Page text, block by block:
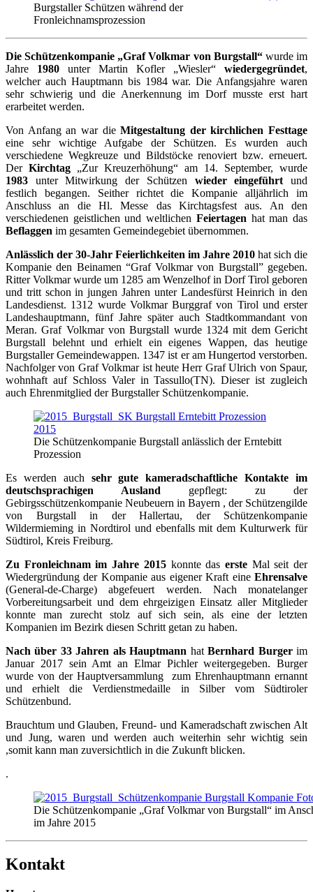
Burgstaller Schützen während der
Fronleichnamsprozession
Die Schützenkompanie „Graf Volkmar von Burgstall“wurde im
Jahre 1980 unter Martin Kofler „Wiesler“ wiedergegründet,
welcher auch Hauptmann bis 1984 war. Die Anfangsjahre waren
sehr schwierig und die Anerkennung im Dorf musste erst hart
erarbeitet werden.
Von Anfang an war dieMitgestaltung der kirchlichen Festtage
eine sehr wichtige Aufgabe der Schützen. Es wurden auch
verschiedene Wegkreuze und Bildstöcke renoviert bzw. erneuert.
Der Kirchtag „Zur Kreuzerhöhung“ am 14. September, wurde
1983 unter Mitwirkung der Schützen wieder eingeführt und
festlich begangen. Seither richtet die Kompanie alljährlich im
Anschluss an die Hl. Messe das Kirchtagsfest aus. An den
verschiedenen geistlichen und weltlichen Feiertagen hat man das
Beflaggen im gesamten Gemeindegebiet übernommen.
Anlässlich der 30-Jahr Feierlichkeiten im Jahre 2010 hat sich die
Kompanie den Beinamen “Graf Volkmar von Burgstall” gegeben.
Ritter Volkmar wurde um 1285 am Wenzelhof in Dorf Tirol geboren
und tritt schon in jungen Jahren unter Landesfürst Heinrich in den
Landesdienst. 1312 wurde Volkmar Burggraf von Tirol und erster
Landeshauptmann, fünf Jahre später auch Stadtkommandant von
Meran. Graf Volkmar von Burgstall wurde 1324 mit dem Gericht
Burgstall belehnt und erhielt ein eigenes Wappen, das heutige
Burgstaller Gemeindewappen. 1347 ist er am Hungertod verstorben.
Nachfolger von Graf Volkmar ist heute Herr Graf Ulrich von Spaur,
wohnhaft auf Schloss Valer in Tassullo(TN). Dieser ist zugleich
auch Ehrenmitglied der Burgstaller Schützenkompanie.
Die Schützenkompanie Burgstall anlässlich der Erntebitt
Prozession
Es werden auch sehr gute kameradschaftliche Kontakte im
deutschsprachigen Ausland gepflegt: zu der
Gebirgsschützenkompanie Neubeuern in Bayern , der Schützengilde
von Burgstall in der Hallertau, der Schützenkompanie
Wildermieming in Nordtirol und ebenfalls mit dem Kulturwerk für
Südtirol, Kreis Freiburg.
Zu Fronleichnam im Jahre 2015konnte das ersteMal seit der
Wiedergründung der Kompanie aus eigener Kraft eine Ehrensalve
(General-de-Charge) abgefeuert werden. Nach monatelanger
Vorbereitungsarbeit und dem ehrgeizigen Einsatz aller Mitglieder
konnte man zurecht stolz auf sich sein, als eine der letzten
Kompanien im Bezirk diesen Schritt getan zu haben.
Nach über 33 Jahren als Hauptmann hatBernhard Burgerim
Januar 2017 sein Amt an Elmar Pichler weitergegeben. Burger
wurde von der Hauptversammlung zum Ehrenhauptmann ernannt
und erhielt die Verdienstmedaille in Silber vom Südtiroler
Schützenbund.
Brauchtum und Glauben, Freund- und Kameradschaft zwischen Alt
und Jung, waren und werden auch weiterhin sehr wichtig sein
,somit kann man zuversichtlich in die Zukunft blicken.
.
Die Schützenkompanie „Graf Volkmar von Burgstall“ im
im Jahre 2015
Kontakt